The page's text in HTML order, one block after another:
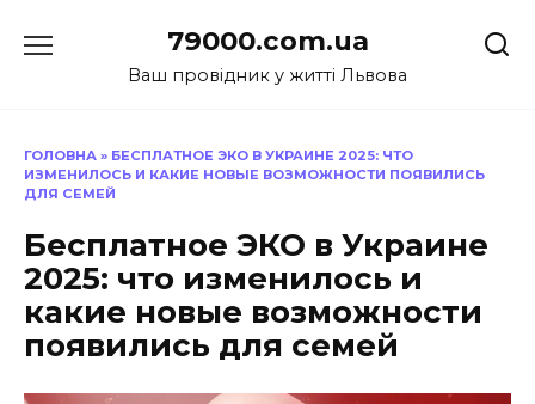
до
79000.com.ua
Ваш провідник у житті Львова
ГОЛОВНА » БЕСПЛАТНОЕ ЭКО В УКРАИНЕ 2025: ЧТО
ИЗМЕНИЛОСЬ И КАКИЕ НОВЫЕ ВОЗМОЖНОСТИ ПОЯВИЛИСЬ
ДЛЯ СЕМЕЙ
Бесплатное ЭКО в Украине
2025: что изменилось и
какие новые возможности
появились для семей